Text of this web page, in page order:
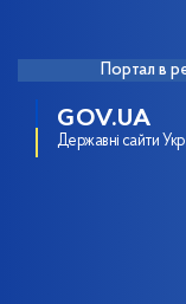
Портал в
GOV.UA
Державні сайти